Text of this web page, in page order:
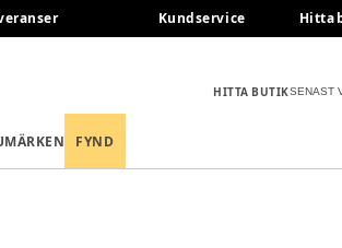
Kundservice Hitta
HITTA BUTIKSENAST
FYND